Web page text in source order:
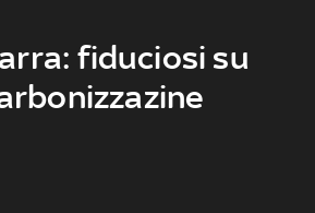
fiduciosi su